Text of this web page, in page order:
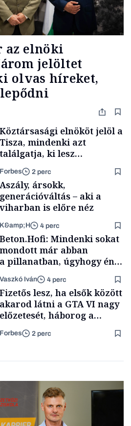
az elnöki
jelöltet
olvas híreket,
Köztársasági elnököt jelöl a
Tisza, mindenki azt
találgatja, ki lesz
szombaton a befutó –
soroljuk az eddig felmerült
neveket
Forbes 2 perc
Aszály, ársokk,
generációváltás – aki a
viharban is előre néz
K&amp;H 4 perc
Beton.Hofi: Mindenki sokat
mondott már abban
a pillanatban, úgyhogy én
a legsarkosabb
gondolataimat akartam
kimondani
Vaszkó Iván 4 perc
Fizetős lesz, ha elsők között
akarod látni a GTA VI nagy
előzetesét, háborog a
gamer közösség
Forbes 2 perc